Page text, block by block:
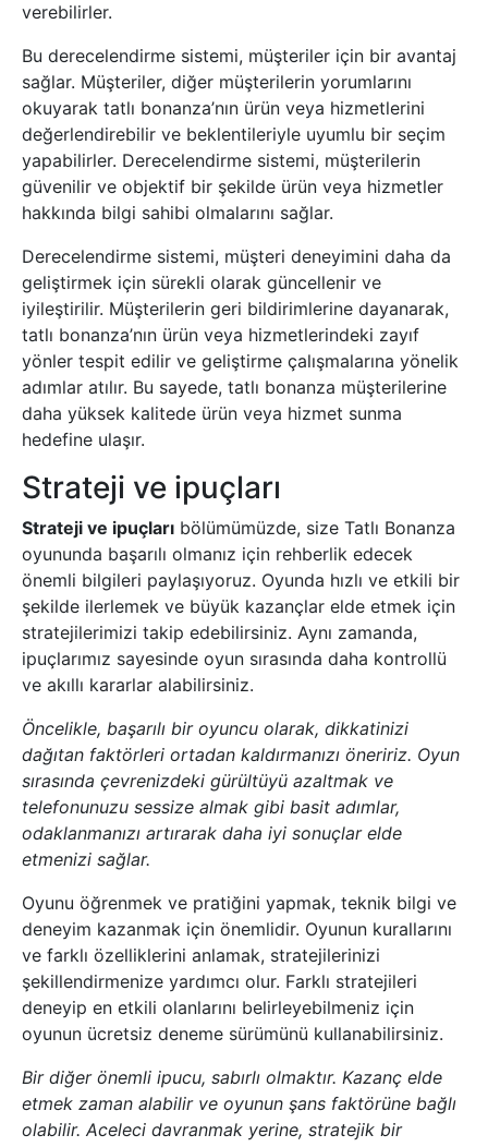
verebilirler.
Bu derecelendirme sistemi, müşteriler için bir avantaj
sağlar. Müşteriler, diğer müşterilerin yorumlarını
okuyarak tatlı bonanza’nın ürün veya hizmetlerini
değerlendirebilir ve beklentileriyle uyumlu bir seçim
yapabilirler. Derecelendirme sistemi, müşterilerin
güvenilir ve objektif bir şekilde ürün veya hizmetler
hakkında bilgi sahibi olmalarını sağlar.
Derecelendirme sistemi, müşteri deneyimini daha da
geliştirmek için sürekli olarak güncellenir ve
iyileştirilir. Müşterilerin geri bildirimlerine dayanarak,
tatlı bonanza’nın ürün veya hizmetlerindeki zayıf
yönler tespit edilir ve geliştirme çalışmalarına yönelik
adımlar atılır. Bu sayede, tatlı bonanza müşterilerine
daha yüksek kalitede ürün veya hizmet sunma
hedefine ulaşır.
Strateji ve ipuçları
Strateji ve ipuçları bölümümüzde, size Tatlı Bonanza
oyununda başarılı olmanız için rehberlik edecek
önemli bilgileri paylaşıyoruz. Oyunda hızlı ve etkili bir
şekilde ilerlemek ve büyük kazançlar elde etmek için
stratejilerimizi takip edebilirsiniz. Aynı zamanda,
ipuçlarımız sayesinde oyun sırasında daha kontrollü
ve akıllı kararlar alabilirsiniz.
Öncelikle, başarılı bir oyuncu olarak, dikkatinizi
dağıtan faktörleri ortadan kaldırmanızı öneririz. Oyun
sırasında çevrenizdeki gürültüyü azaltmak ve
telefonunuzu sessize almak gibi basit adımlar,
odaklanmanızı artırarak daha iyi sonuçlar elde
etmenizi sağlar.
Oyunu öğrenmek ve pratiğini yapmak, teknik bilgi ve
deneyim kazanmak için önemlidir. Oyunun kurallarını
ve farklı özelliklerini anlamak, stratejilerinizi
şekillendirmenize yardımcı olur. Farklı stratejileri
deneyip en etkili olanlarını belirleyebilmeniz için
oyunun ücretsiz deneme sürümünü kullanabilirsiniz.
Bir diğer önemli ipucu, sabırlı olmaktır. Kazanç elde
etmek zaman alabilir ve oyunun şans faktörüne bağlı
olabilir. Aceleci davranmak yerine, stratejik bir